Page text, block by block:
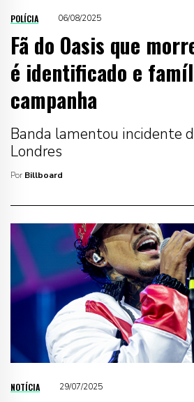
POLÍCIA 06/08/2025
Fã do Oasis que
é identificado e
campanha
Banda lamentou incidente
Londres
Por Billboard
NOTÍCIA 29/07/2025